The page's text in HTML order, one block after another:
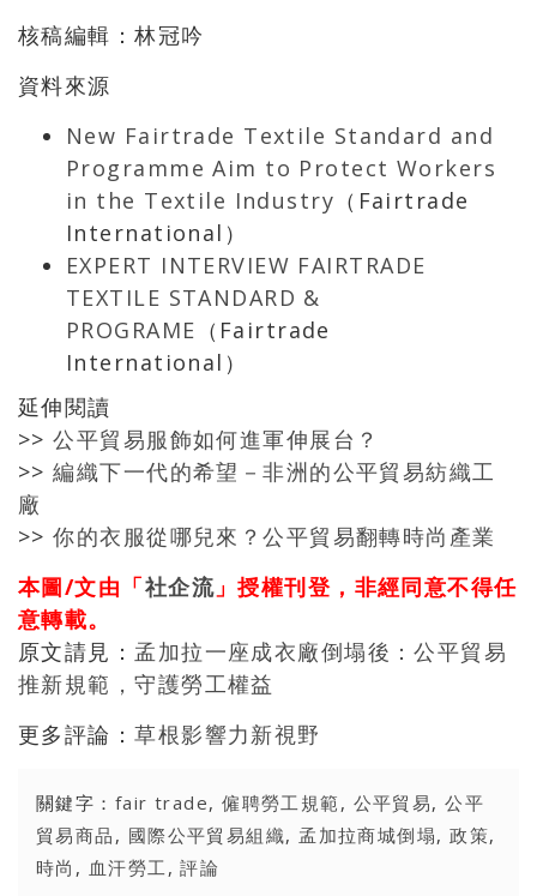
核稿編輯：林冠吟
資料來源
New Fairtrade Textile Standard and
Programme Aim to Protect Workers
in the Textile Industry （Fairtrade
International）
EXPERT INTERVIEW FAIRTRADE
TEXTILE STANDARD &
PROGRAME （Fairtrade
International）
延伸閱讀
>>公平貿易服飾如何進軍伸展台？
>>編織下一代的希望－非洲的公平貿易紡織工
廠
>>你的衣服從哪兒來？公平貿易翻轉時尚產業
本圖/文由「社企流」授權刊登，非經同意不得任
意轉載。
原文請見： 孟加拉一座成衣廠倒塌後：公平貿易
推新規範，守護勞工權益
更多評論：草根影響力新視野
關鍵字： fair trade,僱聘勞工規範 , 公平貿易,公平
貿易商品 , 國際公平貿易組織, 孟加拉商城倒塌,政策,
時尚 , 血汗勞工,評論